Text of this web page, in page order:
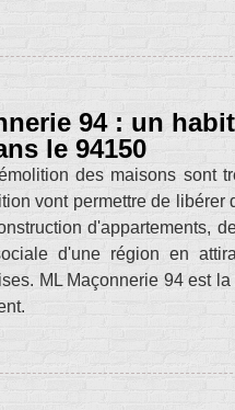
94 : un
le 94150
des maisons sont
vont permettre de
d'appartements,
d'une région en
ML Maçonnerie 94 est